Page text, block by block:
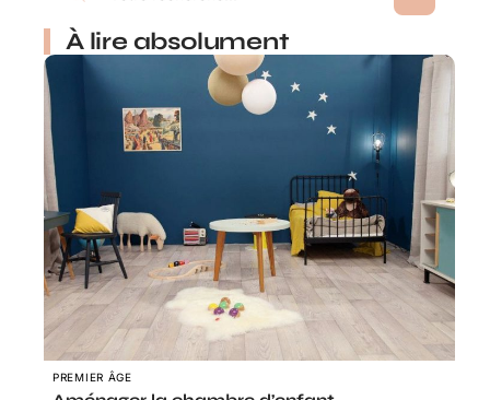
À lire absolument
PREMIER ÂGE